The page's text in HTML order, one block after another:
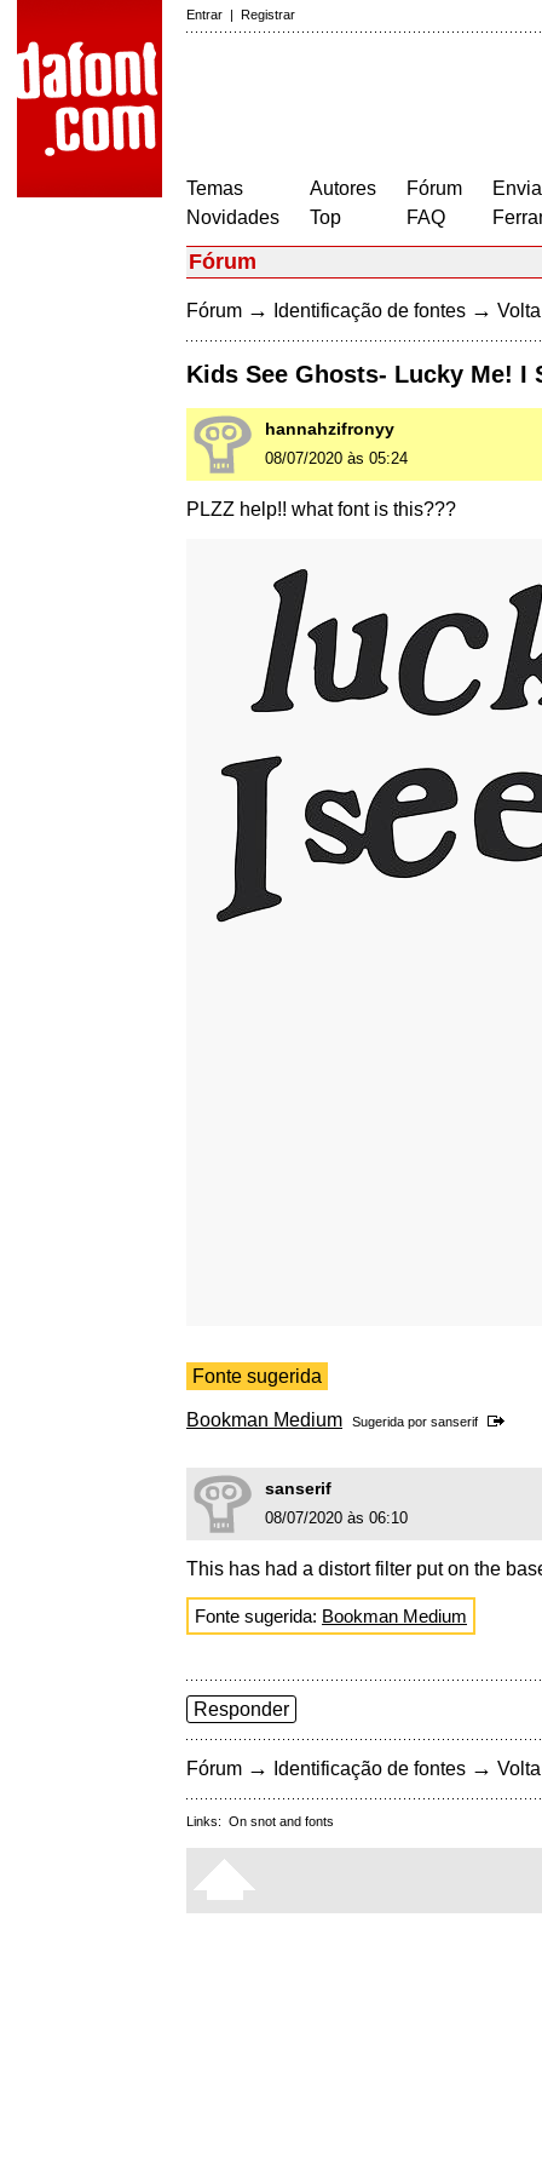
Entrar | Registrar
Temas
Novidades
Autores
Top
Fórum
FAQ
Fórum
Fórum → Identificação de fontes →
Kids See Ghosts- Lucky Me! I
hannahzifronyy
08/07/2020 às 05:24
PLZZ help!! what font is this???
Fonte sugerida
Bookman Medium Sugerida por sanserif
sanserif
08/07/2020 às 06:10
This has had a distort filter put on the
Fonte sugerida: Bookman Medium
Responder
Fórum → Identificação de fontes →
Links: On snot and fonts